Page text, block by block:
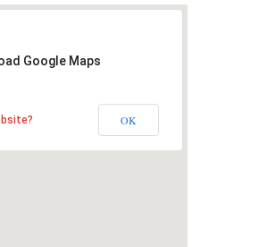
Google Maps
OK